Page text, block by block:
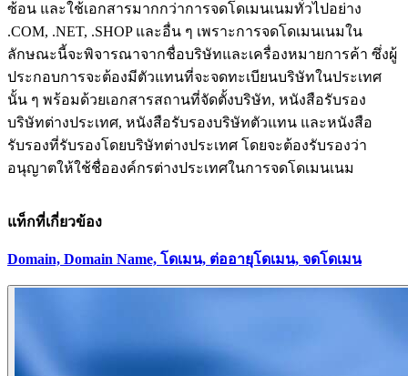
ซ้อน และใช้เอกสารมากกว่าการจดโดเมนเนมทั่วไปอย่าง
.COM, .NET, .SHOP และอื่น ๆ เพราะการจดโดเมนเนมใน
ลักษณะนี้จะพิจารณาจากชื่อบริษัทและเครื่องหมายการค้า ซึ่งผู้
ประกอบการจะต้องมีตัวแทนที่จะจดทะเบียนบริษัทในประเทศ
นั้น ๆ พร้อมด้วยเอกสารสถานที่จัดตั้งบริษัท, หนังสือรับรอง
บริษัทต่างประเทศ, หนังสือรับรองบริษัทตัวแทน และหนังสือ
รับรองที่รับรองโดยบริษัทต่างประเทศ โดยจะต้องรับรองว่า
อนุญาตให้ใช้ชื่อองค์กรต่างประเทศในการจดโดเมนเนม
แท็กที่เกี่ยวข้อง
Domain, Domain Name, โดเมน, ต่ออายุโดเมน, จดโดเมน